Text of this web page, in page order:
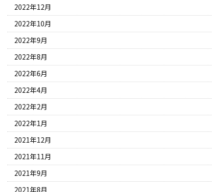
2022年12月
2022年10月
2022年9月
2022年8月
2022年6月
2022年4月
2022年2月
2022年1月
2021年12月
2021年11月
2021年9月
2021年8月